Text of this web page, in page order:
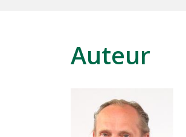
Auteur